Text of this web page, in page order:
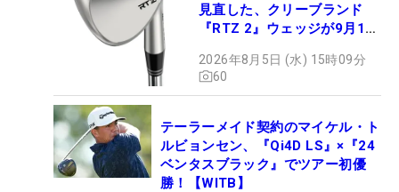
見直した、クリーブランド
『RTZ 2』ウェッジが9月12
2026年8月5日 (水) 15時09分
60
テーラーメイド契約のマイケル・ト
ルビョンセン、『Qi4D LS』×『24
ベンタスブラック』でツアー初優
勝！【WITB】